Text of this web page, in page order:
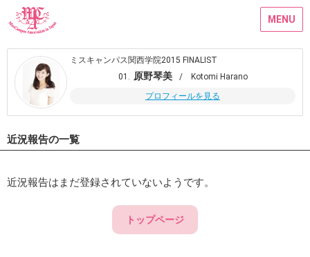
MENU
ミスキャンパス関西学院2015 FINALIST
01. 原野琴美
/ Kotomi Harano
プロフィールを見る
近況報告の一覧
近況報告はまだ登録されていないようです。
トップページ